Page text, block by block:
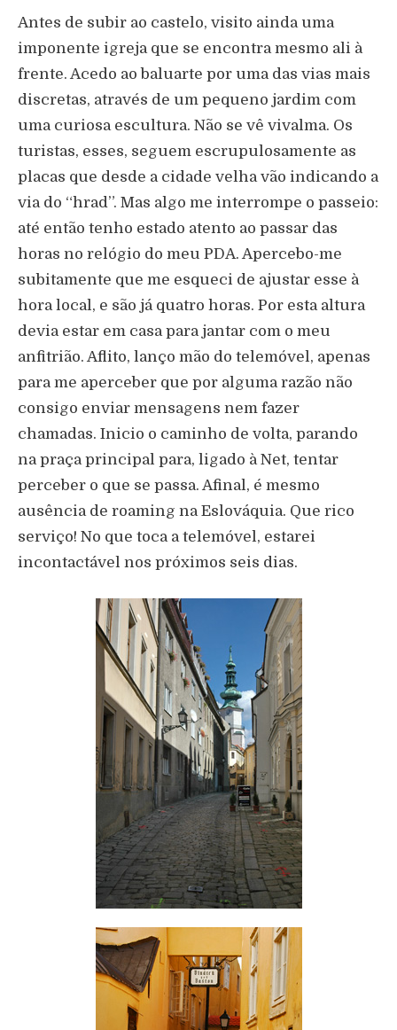
Antes de subir ao castelo, visito ainda uma
imponente igreja que se encontra mesmo ali à
frente. Acedo ao baluarte por uma das vias mais
discretas, através de um pequeno jardim com
uma curiosa escultura. Não se vê vivalma. Os
turistas, esses, seguem escrupulosamente as
placas que desde a cidade velha vão indicando a
via do “hrad”. Mas algo me interrompe o passeio:
até então tenho estado atento ao passar das
horas no relógio do meu PDA. Apercebo-me
subitamente que me esqueci de ajustar esse à
hora local, e são já quatro horas. Por esta altura
devia estar em casa para jantar com o meu
anfitrião. Aflito, lanço mão do telemóvel, apenas
para me aperceber que por alguma razão não
consigo enviar mensagens nem fazer
chamadas. Inicio o caminho de volta, parando
na praça principal para, ligado à Net, tentar
perceber o que se passa. Afinal, é mesmo
ausência de roaming na Eslováquia. Que rico
serviço! No que toca a telemóvel, estarei
incontactável nos próximos seis dias.